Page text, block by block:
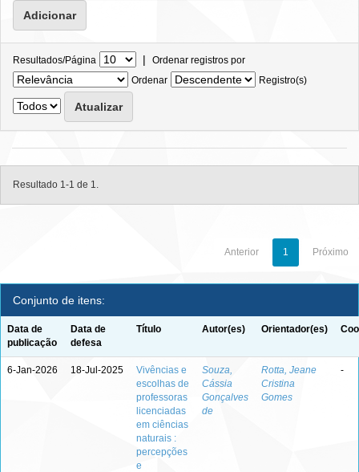
Resultados/Página | Ordenar registros por
Ordenar
Registro(s)
Resultado 1-1 de 1.
Anterior 1 Próximo
Conjunto de itens:
Data de
publicação
Data de
defesa
Título Autor(es) Orientador(es)
6-Jan-2026 18-Jul-2025
Vivências e
escolhas de
professoras
licenciadas
em ciências
naturais :
percepções
e
Souza,
Cássia
Gonçalves
de
Rotta, Jeane
Cristina
Gomes
-